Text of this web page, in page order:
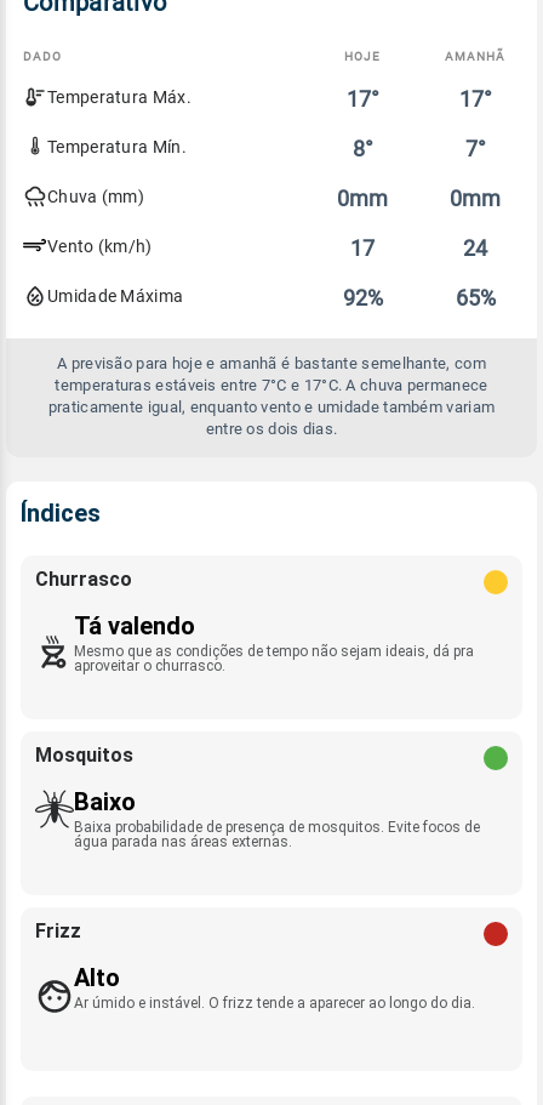
Comparativo
entre
previsão
hoje
DADO HOJE AMANHÃ
Temperatura Máx. 17° 17°
Temperatura Mín. 8° 7°
Chuva (mm) 0mm 0mm
Vento (km/h) 17 24
Umidade Máxima 92% 65%
A previsão para hoje e amanhã é bastante semelhante, com
temperaturas estáveis entre 7°C e 17°C. A chuva permanece
praticamente igual, enquanto vento e umidade também variam
entre os dois dias.
Índices
Churrasco
Tá valendo
Mesmo que as condições de tempo não sejam ideais, dá pra
aproveitar o churrasco.
Mosquitos
Baixo
Baixa probabilidade de presença de mosquitos. Evite focos de
água parada nas áreas externas.
Frizz
Alto
Ar úmido e instável. O frizz tende a aparecer ao longo do dia.